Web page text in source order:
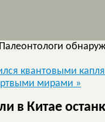
Палеонтологи
квантовыми
мирами »
в Китае